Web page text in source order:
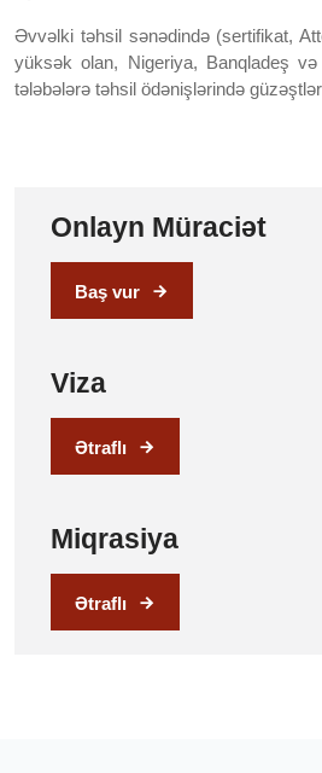
Əvvəlki təhsil sənədində (sertifikat,
yüksək olan, Nigeriya, Banqladeş
tələbələrə təhsil ödənişlərində
Onlayn Müraciət
Baş vur
Viza
Ətraflı
Miqrasiya
Ətraflı